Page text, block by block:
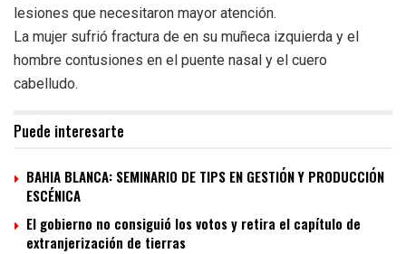
lesiones que necesitaron mayor atención.
La mujer sufrió fractura de en su muñeca izquierda y el
hombre contusiones en el puente nasal y el cuero
cabelludo.
Puede interesarte
BAHIA BLANCA: SEMINARIO DE TIPS EN GESTIÓN Y PRODUCCIÓN
ESCÉNICA
El gobierno no consiguió los votos y retira el capítulo de
extranjerización de tierras